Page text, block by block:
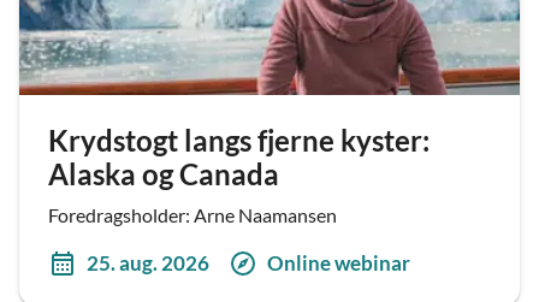
Krydstogt langs fjerne kyster:
Alaska og Canada
Foredragsholder: Arne Naamansen
25. aug. 2026 Online webinar